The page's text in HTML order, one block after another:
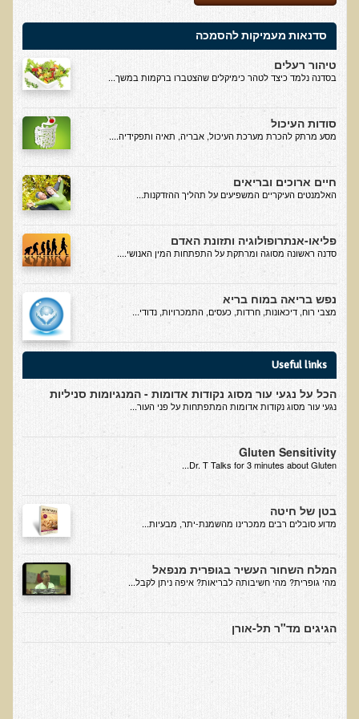
בדיקות מעבדה פונקציונאליות
בדיקת שתן לאיתור הצטברות של מתכות כבדות
בדיקת צואה לאיתור מתכות כבדות
בדיקה מקיפה לתפקוד מערכת העיכול
בדיקות לרגישויות לחלבונים
AMAS - בדיקת דם לאיתור מוקדם של סרטן
ספרות מדעית - בדיקת AMAS
פאנל קרדיו-ווסקולרי - לבריאות מערכת כלי הדם והלב
בדיקת שיער לאיתור מחסור במינרלים
בדיקת צואה לאיתור מוקדם של סרטן המעי הגס M2PK
בדיקות למחסורים תזונתיים, בדיקות ויטמינים
בדיקות לקזיאו-מורפינים וגלוטיאו-מורפינים
שאלות ותשובות למעבדה
רשימת משאבים לפציינט
רשימת תוצרת מרוססת
רשימת מאכלים המכילים חומצה אוקסלית
דף כספית
סדנאות מעמיקות להסמכה
טיהור רעלים
בסדנה נלמד כיצד לטהר כימיקלים שהצטברו ברקמות במשך...
סודות העיכול
מסע מרתק להכרת מערכת העיכול, אבריה, תאיה ותפקידיה....
חיים ארוכים ובריאים
האלמנטים העיקריים המשפיעים על תהליך ההזדקנות...
פליאו-אנתרופולוגיה ותזונת האדם
סדנה ראשונה מסוגה ומרתקת על התפתחות המין האנושי....
נפש בריאה במוח בריא
מצבי רוח, דיכאונות, חרדות, כעסים, התמכרויות, נדודי...
Useful links
הכל על נגעי עור מסוג נקודות אדומות - המנגיומות סניליות
נגעי עור מסוג נקודות אדומות המתפתחות על פני העור...
Gluten Sensitivity
Dr. T Talks for 3 minutes about Gluten...
בטן של חיטה
​מדוע סובלים רבים ממכרינו מהשמנת-יתר, מבעיות...
המלח השחור העשיר בגופרית מנפאל
מהי גופרית? מהי חשיבותה לבריאות? איפה ניתן לקבל...
הגיגים מד"ר תל-אורן